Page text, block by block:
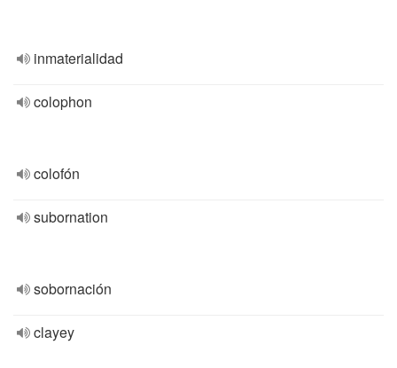
inmaterialidad
colophon
colofón
subornation
sobornación
clayey